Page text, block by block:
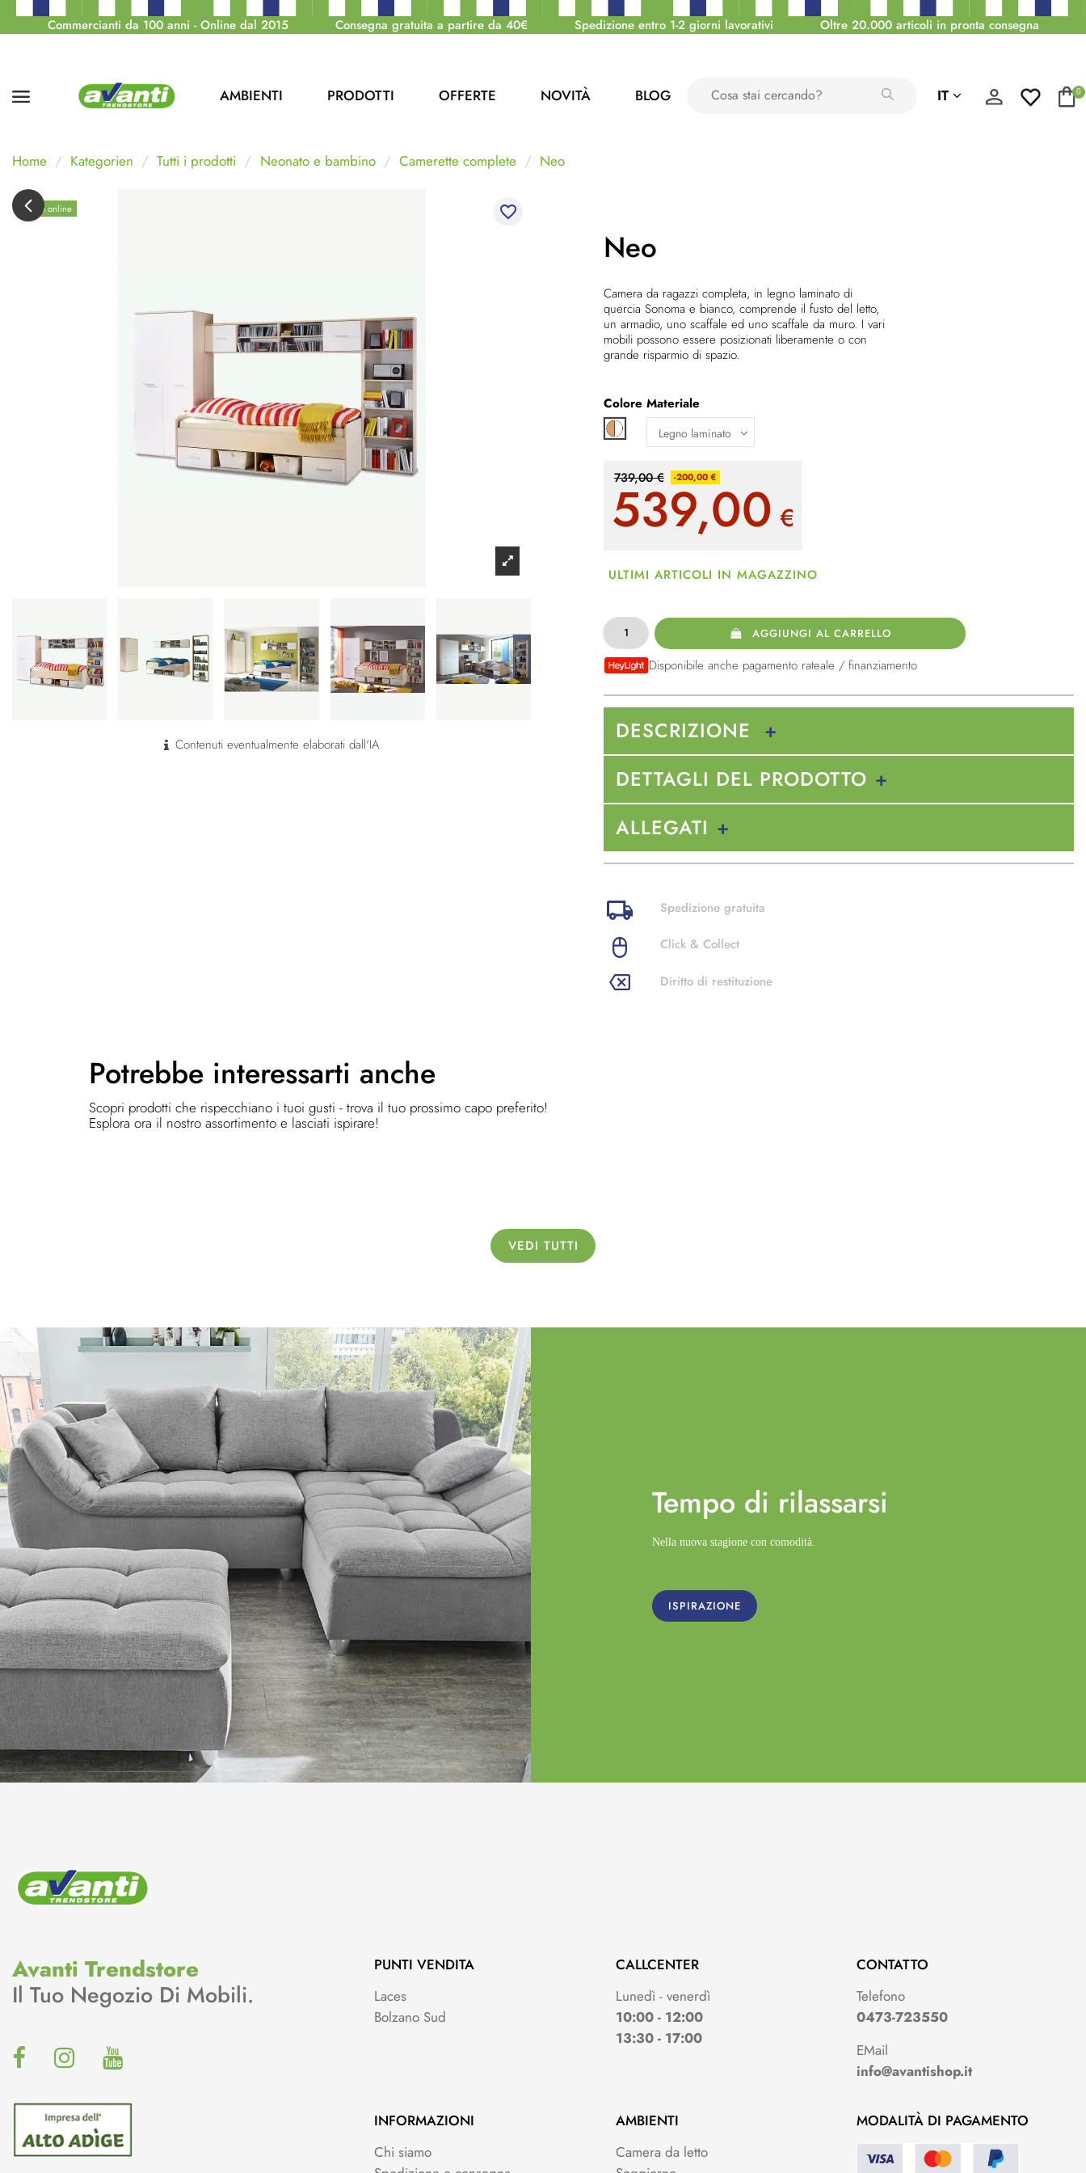
Commercianti da 100 anni - Online dal 2015 Consegna gratuita a partire da 40€ Spedizione entro 1-2 giorni lavorativi Oltre 20.000 articoli in pronta consegna
AMBIENTI PRODOTTI OFFERTE NOVITÀ BLOG IT 0
Home Kategorien Tutti i prodotti Neonato e bambino Camerette complete Neo
Solo online favorite_border
Contenuti eventualmente elaborati dall'IA
Neo
Camera da ragazzi completa, in legno laminato di
quercia Sonoma e bianco, comprende il fusto del letto,
un armadio, uno scaffale ed uno scaffale da muro. I vari
mobili possono essere posizionati liberamente o con
grande risparmio di spazio.
Colore
Marrone chiaro / bianco
Materiale
739,00 € -200,00 €
539,00 €
ULTIMI ARTICOLI IN MAGAZZINO
AGGIUNGI AL CARRELLO
Disponibile anche pagamento rateale / finanziamento
DESCRIZIONE
DETTAGLI DEL PRODOTTO
ALLEGATI
Spedizione gratuita
Click & Collect
Diritto di restituzione
Potrebbe interessarti anche
Scopri prodotti che rispecchiano i tuoi gusti - trova il tuo prossimo capo preferito!
Esplora ora il nostro assortimento e lasciati ispirare!
VEDI TUTTI
Tempo di rilassarsi
Nella nuova stagione con comodità.
ISPIRAZIONE
Avanti Trendstore
Il Tuo Negozio Di Mobili.
PUNTI VENDITA
Laces
Bolzano Sud
CALLCENTER
Lunedì - venerdì
10:00 - 12:00
13:30 - 17:00
CONTATTO
Telefono
0473-723550
EMail
info@avantishop.it
INFORMAZIONI
Chi siamo
AMBIENTI
Camera da letto
MODALITÀ DI PAGAMENTO